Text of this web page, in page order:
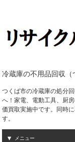
冷蔵庫の不用品回収（
つくば市の冷蔵庫の処分
へ！家電、電動工具、厨
価買取実施中です。同時
す。
メニュー